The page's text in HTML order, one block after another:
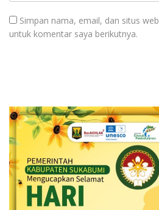
Simpan nama, email, dan situs
untuk komentar saya berikutnya.